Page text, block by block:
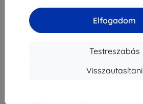
Elfogadom
Testreszabás
Visszautasítani
3db+
Szállítási költség-tól990 Ft